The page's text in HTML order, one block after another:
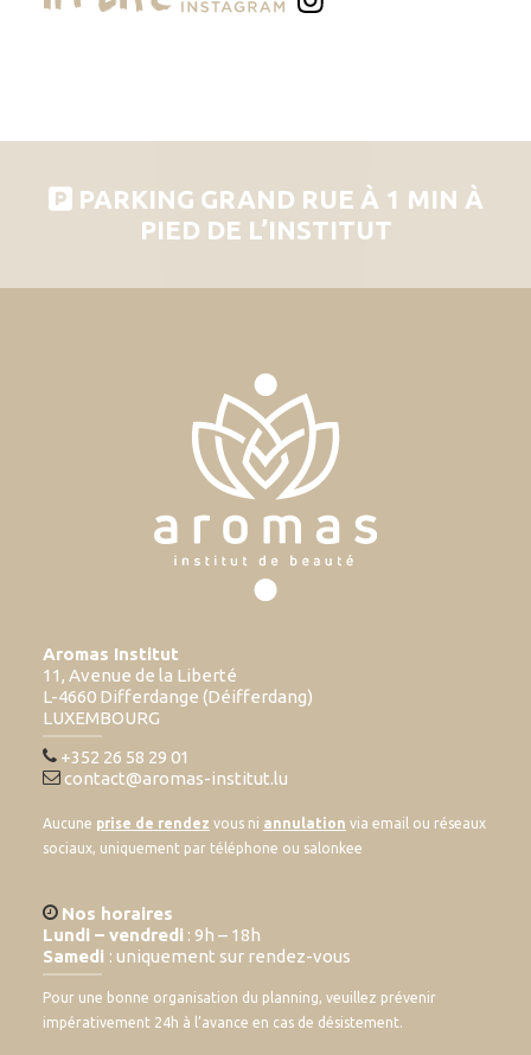
PARKING GRAND RUE À 1 MIN À
PIED DE L’INSTITUT
Aromas Institut
11, Avenue de la Liberté
L-4660 Differdange (Déifferdang)
LUXEMBOURG
+352 26 58 29 01
contact@aromas-institut.lu
Aucune prise de rendez vous ni annulation via email ou réseaux
sociaux, uniquement par téléphone ou salonkee
Nos horaires
Lundi – vendredi : 9h – 18h
Samedi : uniquement sur rendez-vous
Pour une bonne organisation du planning, veuillez prévenir
impérativement 24h à l’avance en cas de désistement.